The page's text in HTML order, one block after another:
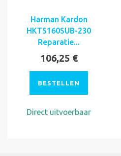
Harman Kardon
HKTS160SUB-230
Reparatie...
106,25 €
BESTELLEN
Direct uitvoerbaar